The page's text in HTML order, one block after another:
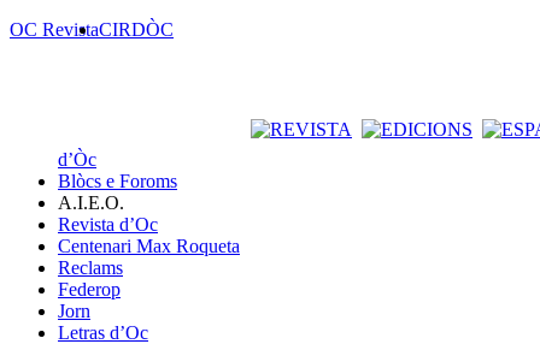
OC RevistaCIRDÒC
d’Òc
Blòcs e Foroms
A.I.E.O.
Revista d’Oc
Centenari Max Roqueta
Reclams
Federop
Jorn
Letras d’Oc